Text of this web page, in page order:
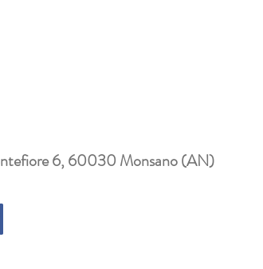
6, 60030 Monsano (AN)